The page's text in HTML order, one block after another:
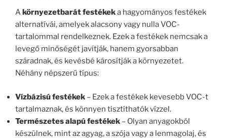
A környezetbarát festékeka hagyományos festékek
alternatívái, amelyek alacsony vagy nulla VOC-
tartalommal rendelkeznek. Ezek a festékek nemcsak a
levegő minőségét javítják, hanem gyorsabban
száradnak, és kevésbé károsítják a környezetet.
Néhány népszerű típus:
Vízbázisú festékek – Ezek a festékek kevesebb VOC-t
tartalmaznak, és könnyen tisztíthatók vízzel.
Természetes alapú festékek – Olyan anyagokból
készülnek, mint az agyag, a szója vagy a lenmagolaj, és